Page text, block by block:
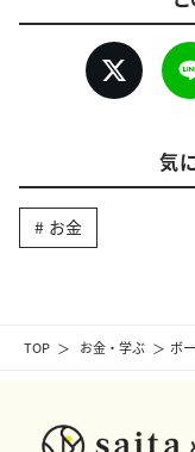
TOP お金・学ぶ ボ
気
お金